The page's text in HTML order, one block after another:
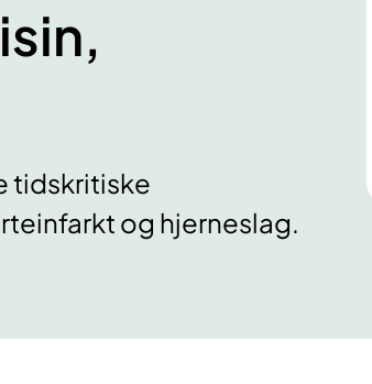
tidskritiske
og hjerneslag.